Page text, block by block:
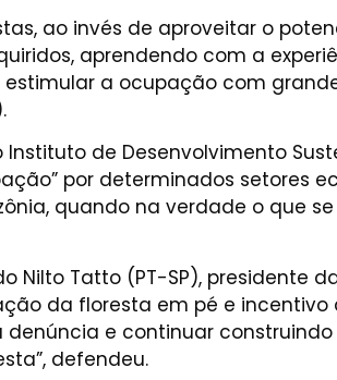
ao invés de aproveitar o
aprendendo com a
a ocupação com
Instituto de Desenvolvimento
por determinados setores
quando na verdade o que
Nilto Tatto (PT-SP), presidente
da floresta em pé e
denúncia e continuar
defendeu.